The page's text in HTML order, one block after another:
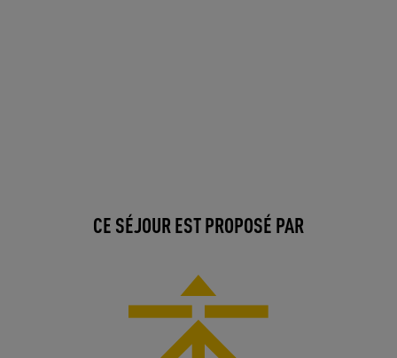
CE SÉJOUR EST PROPOSÉ PAR